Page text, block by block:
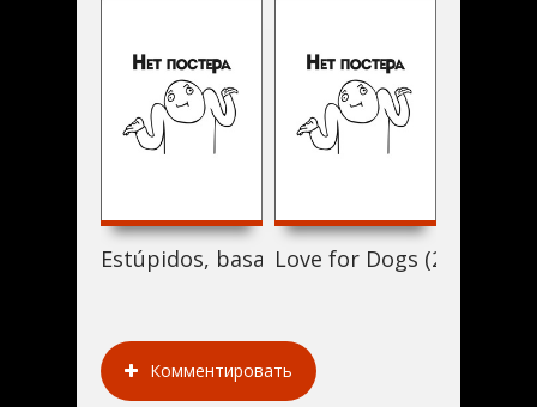
Estúpidos, basado en hechos reales (2004)
Love for Dogs (2004)
Комментировать